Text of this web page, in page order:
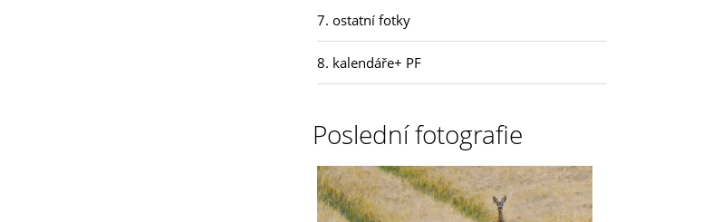
7. ostatní fotky
8. kalendáře+ PF
Poslední fotografie